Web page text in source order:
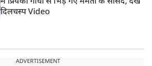
दिलचस्प Video
ADVERTISEMENT